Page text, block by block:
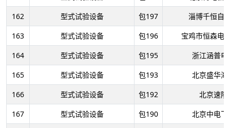
162
型式试验设备 包197
淄博千恒自
163
型式试验设备 包196
宝鸡市恒森电
164
型式试验设备 包195
浙江涵普
165
型式试验设备 包193
北京盛华
166
型式试验设备 包192
北京速
167
型式试验设备 包190
北京中电